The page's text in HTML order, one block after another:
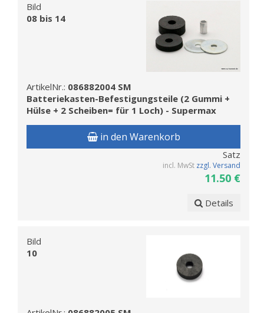
Bild
08 bis 14
ArtikelNr.: 086882004 SM
Batteriekasten-Befestigungsteile (2 Gummi +
Hülse + 2 Scheiben= für 1 Loch) - Supermax
in den Warenkorb
Satz
incl. MwSt zzgl. Versand
11.50 €
Details
Bild
10